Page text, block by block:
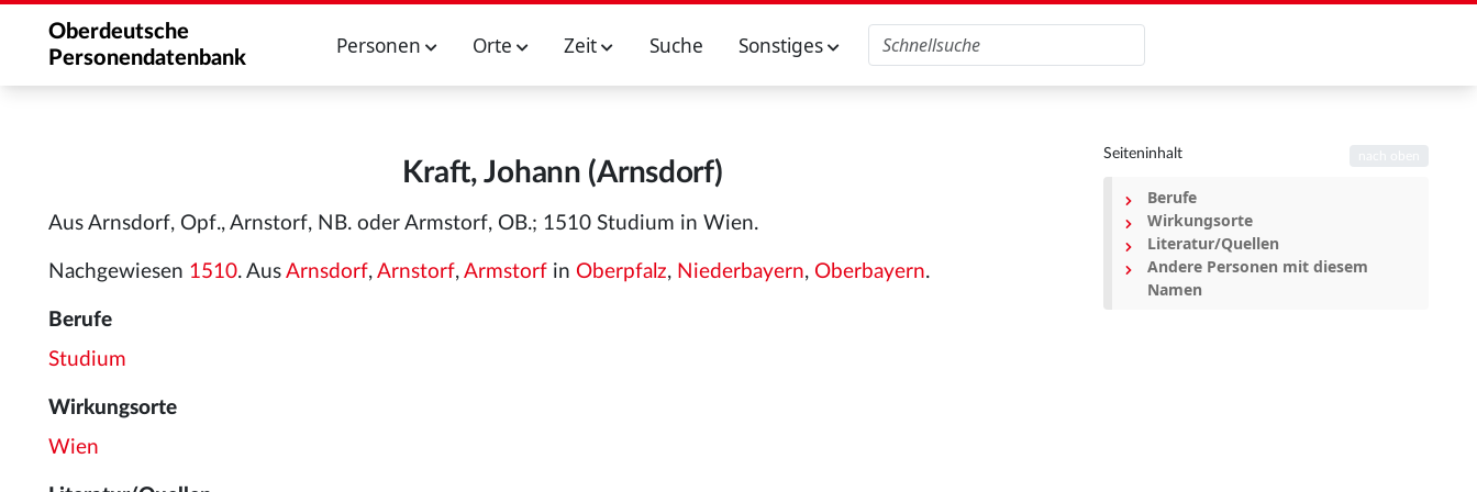
Oberdeutsche
Personendatenbank
Personen Orte Zeit Suche Sonstiges
Kraft, Johann (Arnsdorf)
Aus Arnsdorf, Opf., Arnstorf, NB. oder Armstorf, OB.; 1510 Studium in Wien.
Nachgewiesen 1510. Aus Arnsdorf, Arnstorf, Armstorf in Oberpfalz, Niederbayern, Oberbayern.
Berufe
Studium
Wirkungsorte
Wien
Seiteninhalt
Berufe
Wirkungsorte
Literatur/Quellen
Andere Personen mit diesem
Namen